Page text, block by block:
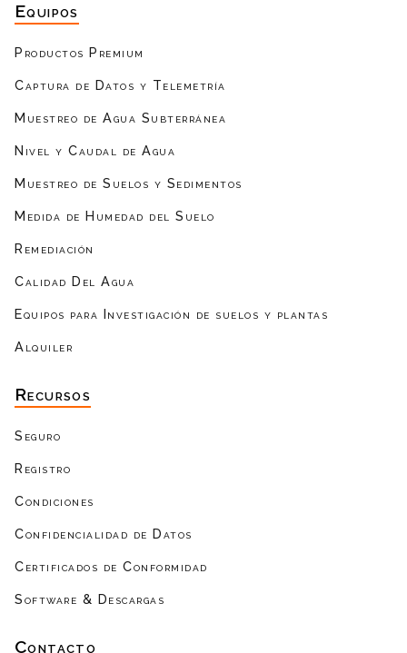
Equipos
Productos Premium
Captura de Datos y Telemetría
Muestreo de Agua Subterránea
Nivel y Caudal de Agua
Muestreo de Suelos y Sedimentos
Medida de Humedad del Suelo
Remediación
Calidad Del Agua
Equipos para Investigación de suelos y plantas
Alquiler
Recursos
Seguro
Registro
Condiciones
Confidencialidad de Datos
Certificados de Conformidad
Software & Descargas
Contacto